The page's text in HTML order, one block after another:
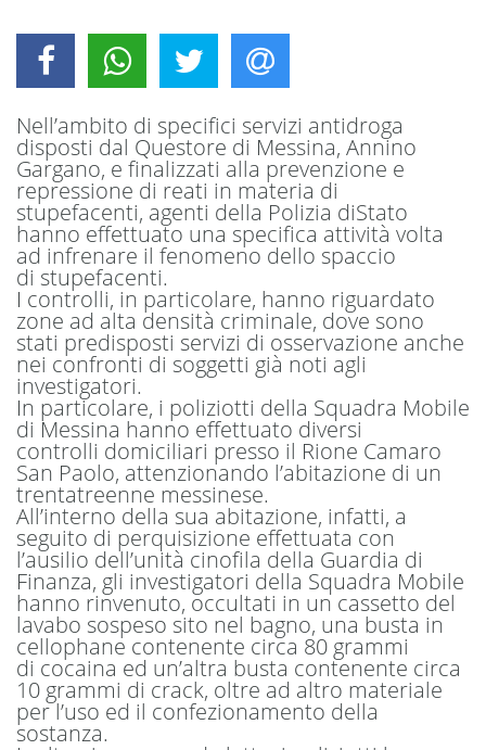
Nell’ambito di specifici servizi antidroga
disposti dal Questore di Messina, Annino
Gargano, e finalizzati alla prevenzione e
repressione di reati in materia di
stupefacenti, agenti della Polizia diStato
hanno effettuato una specifica attività volta
ad infrenare il fenomeno dello spaccio
di stupefacenti.
I controlli, in particolare, hanno riguardato
zone ad alta densità criminale, dove sono
stati predisposti servizi di osservazione anche
nei confronti di soggetti già noti agli
investigatori.
In particolare, i poliziotti della Squadra Mobile
di Messina hanno effettuato diversi
controlli domiciliari presso il Rione Camaro
San Paolo, attenzionando l’abitazione di un
trentatreenne messinese.
All’interno della sua abitazione, infatti, a
seguito di perquisizione effettuata con
l’ausilio dell’unità cinofila della Guardia di
Finanza, gli investigatori della Squadra Mobile
hanno rinvenuto, occultati in un cassetto del
lavabo sospeso sito nel bagno, una busta in
cellophane contenente circa 80 grammi
di cocaina ed un’altra busta contenente circa
10 grammi di crack, oltre ad altro materiale
per l’uso ed il confezionamento della
sostanza.